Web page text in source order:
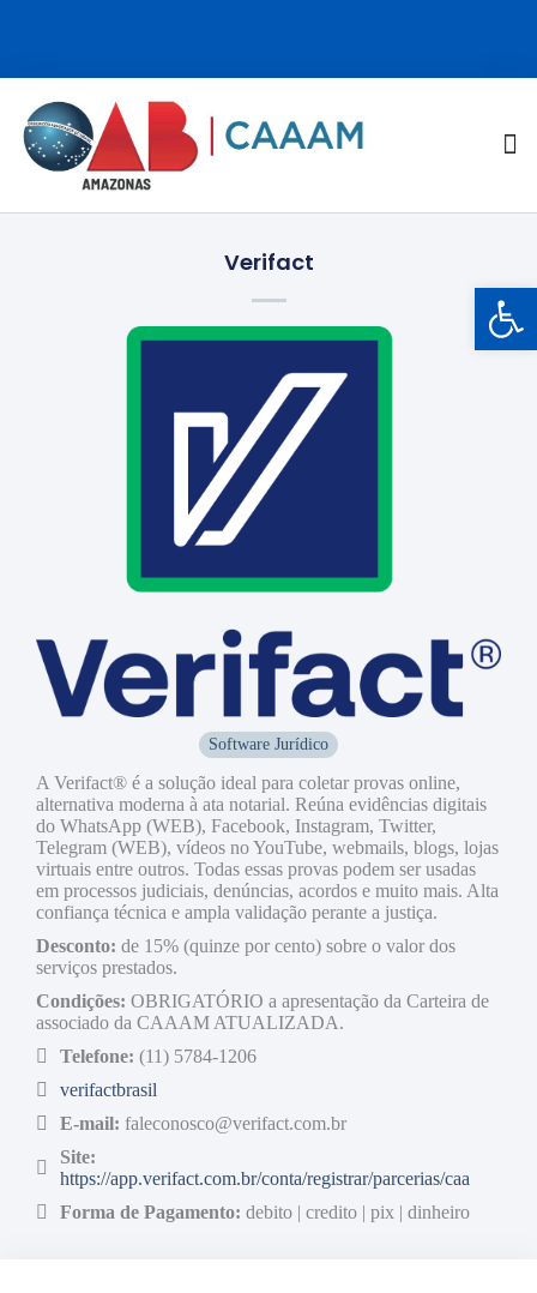
Verifact
Software Jurídico
A Verifact® é a solução ideal para coletar provas online,
alternativa moderna à ata notarial. Reúna evidências digitais
do WhatsApp (WEB), Facebook, Instagram, Twitter,
Telegram (WEB), vídeos no YouTube, webmails, blogs, lojas
virtuais entre outros. Todas essas provas podem ser usadas
em processos judiciais, denúncias, acordos e muito mais. Alta
confiança técnica e ampla validação perante a justiça.
Desconto: de 15% (quinze por cento) sobre o valor dos
serviços prestados.
Condições: OBRIGATÓRIO a apresentação da Carteira de
associado da CAAAM ATUALIZADA.
Telefone: (11) 5784-1206
verifactbrasil
E-mail: faleconosco@verifact.com.br
Site:
https://app.verifact.com.br/conta/registrar/parcerias/caa
Forma de Pagamento: debito | credito | pix | dinheiro
Barra de Ferramentas Aberta